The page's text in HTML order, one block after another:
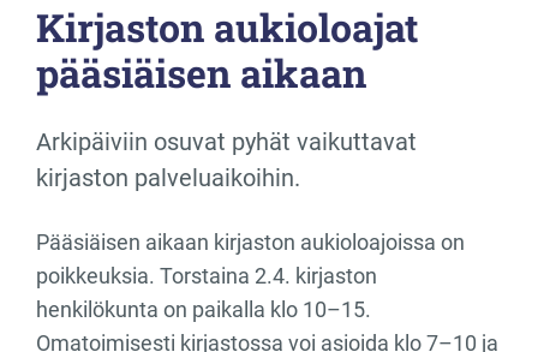
Kirjaston aukioloajat
pääsiäisen aikaan
Arkipäiviin osuvat pyhät vaikuttavat
kirjaston palveluaikoihin.
Pääsiäisen aikaan kirjaston aukioloajoissa on
poikkeuksia. Torstaina 2.4. kirjaston
henkilökunta on paikalla klo 10–15.
Omatoimisesti kirjastossa voi asioida klo 7–10 ja